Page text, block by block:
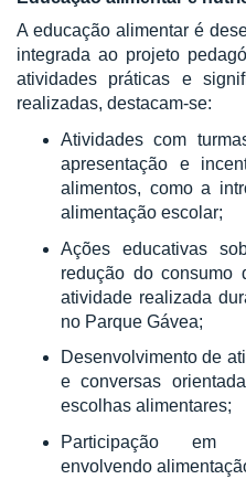
A educação alimentar é
integrada ao projeto
atividades práticas e
realizadas, destacam-se:
Atividades com
apresentação e
alimentos, como a
alimentação escolar;
Ações educativas
redução do consumo
atividade realizada
no Parque Gávea;
Desenvolvimento de
e conversas
escolhas alimentares;
Participação em
envolvendo